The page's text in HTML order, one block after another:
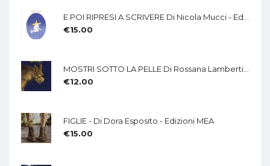
€15.00
€12.00
FIGLIE - Di Dora Esposito - Edizioni MEA
€15.00